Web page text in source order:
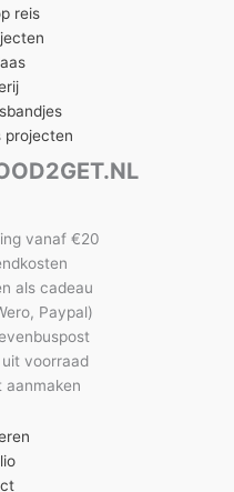
reis
projecten
vanaf €20
als cadeau
Paypal)
voorraad
aanmaken